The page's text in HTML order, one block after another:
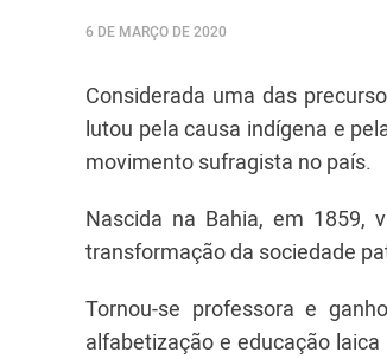
6 DE MARÇO DE 2020
Considerada uma das
lutou pela causa indígena e
movimento sufragista no país.
Nascida na Bahia, em 1859,
transformação da sociedade
Tornou-se professora e
alfabetização e educação